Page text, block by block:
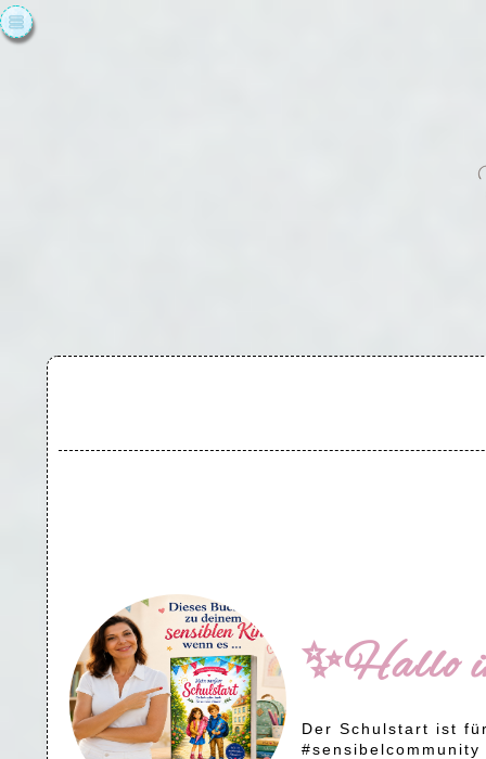
✨Hallo
Der Schulstart ist